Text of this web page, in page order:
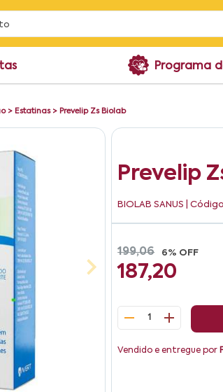
Programa
> Estatinas> Prevelip Zs Biolab
Prevelip
BIOLAB SANUS |
199,06 6% OFF
187,20
1
Vendido e entregue por